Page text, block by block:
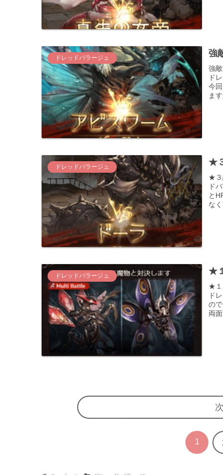
ドレッドバラージュ 強
強
ド
今
ま
ドレッドバラージュ ★
★３
ド
と
な
ドレッドバラージュ ★
★１
ド
の
両
1